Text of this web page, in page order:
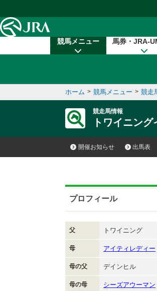
競馬メニュー 馬券・JRA-
ホーム > 競馬メニュー > 競走
競走馬情報
トワイニング
開催お知らせ 出馬表
プロフィール
父 トワイニング
母 アイティレディー
母の父 デインヒル
母の母 シーズアウーマン